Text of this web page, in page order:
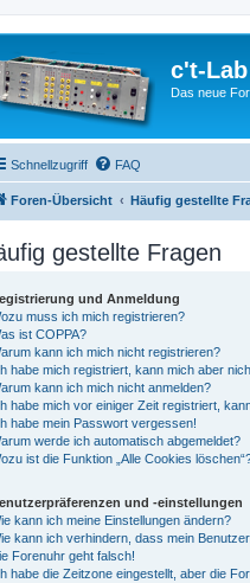
c't-Lab
Das neue
Schnellzugriff FAQ
Foren-Übersicht Häufig gestellte
gestellte Fragen
und Anmeldung
muss ich mich registrieren?
ist COPPA?
kann ich mich nicht registrieren?
habe mich registriert, kann mich aber
kann ich mich nicht anmelden?
habe mich vor einiger Zeit registriert,
habe mein Passwort vergessen!
werde ich automatisch abgemeldet?
ist die Funktion „Alle Cookies
und -einstellungen
kann ich meine Einstellungen ändern?
kann ich verhindern, dass mein
Forenuhr geht falsch!
habe die Zeitzone eingestellt, aber die